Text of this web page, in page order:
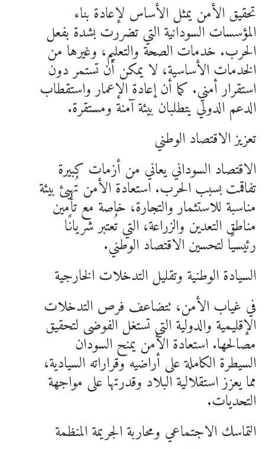
تحقيق الأمن يمثل الأساس لإعادة بناء
المؤسسات السودانية التي تضررت بشدة بفعل
الحرب. خدمات الصحة والتعليم، وغيرها من
الخدمات الأساسية، لا يمكن أن تستمر دون
استقرار أمني. كما أن إعادة الإعمار واستقطاب
الدعم الدولي يتطلبان بيئة آمنة ومستقرة.
تعزيز الاقتصاد الوطني
الاقتصاد السوداني يعاني من أزمات كبيرة
تفاقمت بسبب الحرب. استعادة الأمن تُهيئ بيئة
مناسبة للاستثمار والتجارة، خاصة مع تأمين
مناطق التعدين والزراعة، التي تُعتبر شريانًا
رئيسيًا لتحسين الاقتصاد الوطني.
السيادة الوطنية وتقليل التدخلات الخارجية
في غياب الأمن، تتضاعف فرص التدخلات
الإقليمية والدولية التي تستغل الفوضى لتحقيق
مصالحها. استعادة الأمن يمنح السودان
السيطرة الكاملة على أراضيه وقراراته السيادية،
مما يعزز استقلالية البلاد وقدرتها على مواجهة
التحديات.
التماسك الاجتماعي ومحاربة الجريمة المنظمة